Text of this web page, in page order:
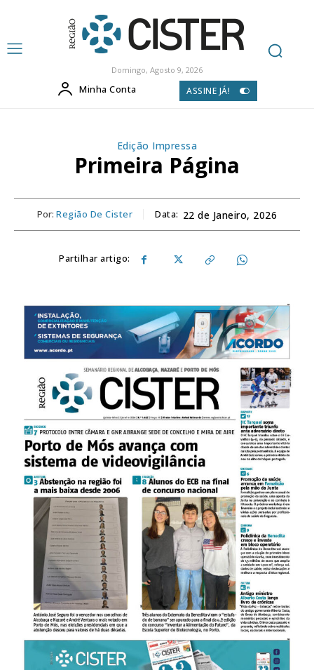
Domingo, Agosto 9, 2026
Minha Conta ASSINE JÁ!
Edição Impressa
Primeira Página
Por: Região De Cister Data: 22 de Janeiro, 2026
Partilhar artigo: